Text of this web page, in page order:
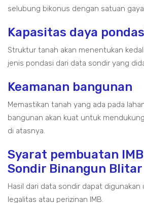
selubung bikonus dengan satuan
Kapasitas daya
Struktur tanah akan menentukan
jenis pondasi dari data sondir yang
Keamanan bangunan
Memastikan tanah yang ada pada
bangunan akan kuat untuk
di atasnya.
Syarat pembuatan
Sondir Binangun Blitar
Hasil dari data sondir dapat
legalitas atau perizinan IMB.